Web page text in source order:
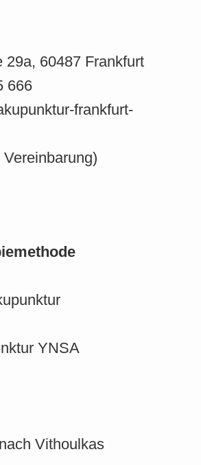
29a, 60487 Frankfurt
666
frankfurt-
YNSA
Vithoulkas